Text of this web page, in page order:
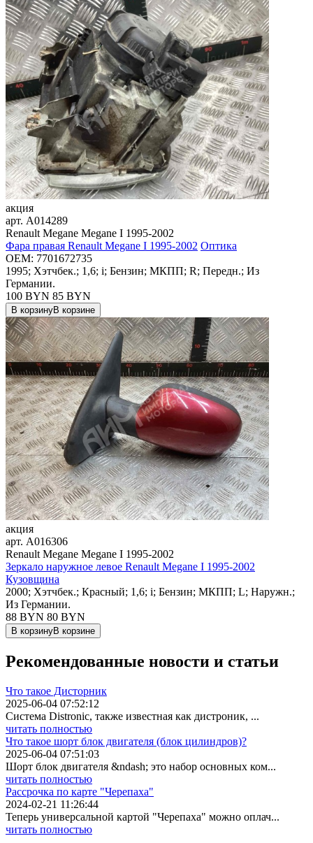
акция
арт. A014289
Renault Megane Megane I 1995-2002
Фара правая Renault Megane I 1995-2002 Оптика
OEM: 7701672735
1995; Хэтчбек.; 1,6; i; Бензин; МКПП; R; Передн.; Из
Германии.
100 BYN 85 BYN
В корзинуВ корзине
акция
арт. A016306
Renault Megane Megane I 1995-2002
Зеркало наружное левое Renault Megane I 1995-2002
Кузовщина
2000; Хэтчбек.; Красный; 1,6; i; Бензин; МКПП; L; Наружн.;
Из Германии.
88 BYN 80 BYN
В корзинуВ корзине
Рекомендованные новости и статьи
Что такое Дисторник
2025-06-04 07:52:12
Система Distronic, также известная как дистроник, ...
читать полностью
Что такое шорт блок двигателя (блок цилиндров)?
2025-06-04 07:51:03
Шорт блок двигателя &ndash; это набор основных ком...
читать полностью
Рассрочка по карте "Черепаха"
2024-02-21 11:26:44
Теперь универсальной картой "Черепаха" можно оплач...
читать полностью